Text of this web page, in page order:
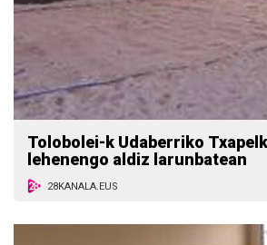
Tolobolei-k Udaberriko
lehenengo aldiz larunbatean
28KANALA.EUS